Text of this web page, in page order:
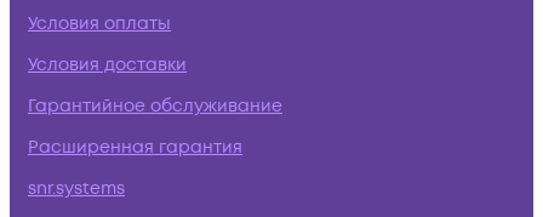
Условия оплаты
Условия доставки
Гарантийное обслуживание
Расширенная гарантия
snr.systems